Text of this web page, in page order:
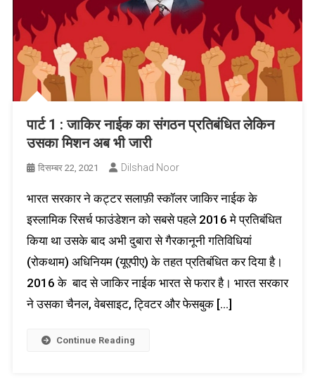
पार्ट 1 : जाकिर नाईक का संगठन प्रतिबंधित लेकिन
उसका मिशन अब भी जारी
दिसम्बर 22, 2021 Dilshad Noor
भारत सरकार ने कट्टर सलाफ़ी स्कॉलर जाकिर नाईक के
इस्लामिक रिसर्च फाउंडेशन को सबसे पहले 2016 मे प्रतिबंधित
किया था उसके बाद अभी दुबारा से गैरकानूनी गतिविधियां
(रोकथाम) अधिनियम (यूएपीए) के तहत प्रतिबंधित कर दिया है।
2016 के बाद से जाकिर नाईक भारत से फरार है। भारत सरकार
ने उसका चैनल, वेबसाइट, ट्विटर और फेसबुक […]
Continue Reading